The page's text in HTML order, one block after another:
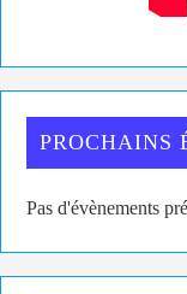
PROCHAINS
Pas d'évènements